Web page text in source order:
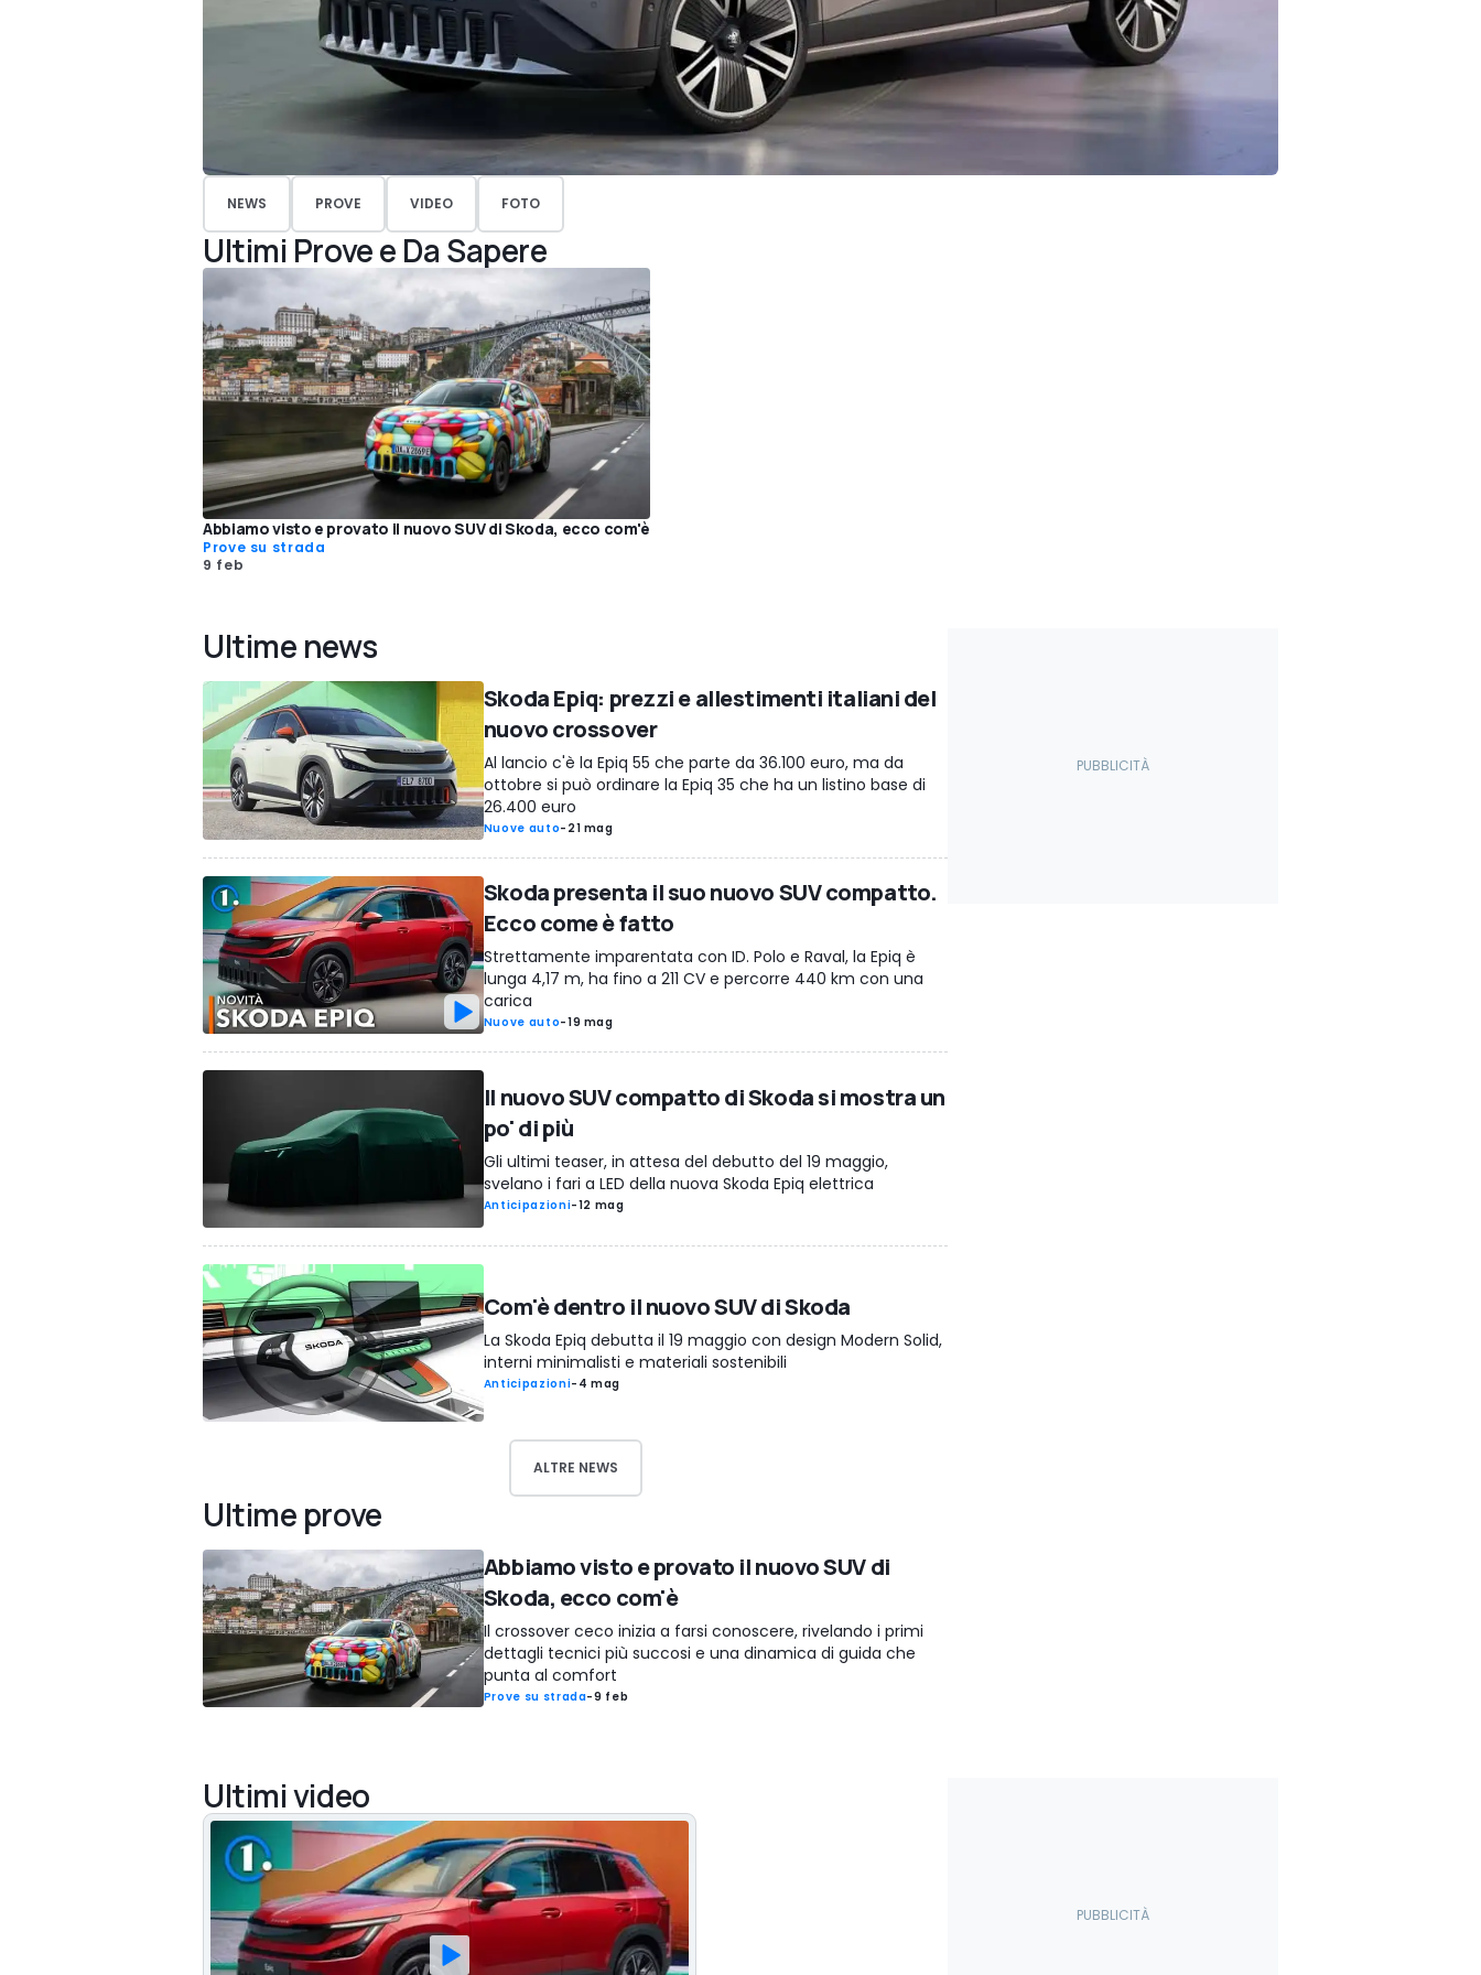
NEWS PROVE VIDEO FOTO
Ultimi Prove e Da Sapere
Abbiamo visto e provato il nuovo SUV di Skoda, ecco com'è
Prove su strada
9 feb
Ultime news
Skoda Epiq: prezzi e allestimenti italiani del
nuovo crossover
Al lancio c'è la Epiq 55 che parte da 36.100 euro, ma da
ottobre si può ordinare la Epiq 35 che ha un listino base di
26.400 euro
Nuove auto- 21 mag
Skoda presenta il suo nuovo SUV compatto.
Ecco come è fatto
Strettamente imparentata con ID. Polo e Raval, la Epiq è
lunga 4,17 m, ha fino a 211 CV e percorre 440 km con una
carica
Nuove auto-19 mag
Il nuovo SUV compatto di Skoda si mostra un
po' di più
Gli ultimi teaser, in attesa del debutto del 19 maggio,
svelano i fari a LED della nuova Skoda Epiq elettrica
Anticipazioni-12 mag
Com'è dentro il nuovo SUV di Skoda
La Skoda Epiq debutta il 19 maggio con design Modern Solid,
interni minimalisti e materiali sostenibili
Anticipazioni- 4 mag
ALTRE NEWS
Ultime prove
Abbiamo visto e provato il nuovo SUV di
Skoda, ecco com'è
Il crossover ceco inizia a farsi conoscere, rivelando i primi
dettagli tecnici più succosi e una dinamica di guida che
punta al comfort
Prove su strada-9 feb
Ultimi video